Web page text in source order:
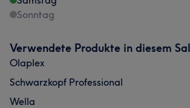
Sonntag
Verwendete Produkte in diesem
Olaplex
Schwarzkopf Professional
Wella